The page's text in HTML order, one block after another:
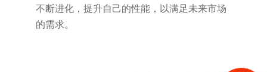
不断进化，提升自己的性能，以满足未来市场
的需求。